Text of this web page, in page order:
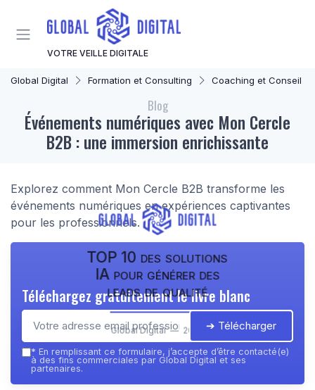
VOTRE VEILLE DIGITALE
Global Digital Formation et Consulting Coaching et Conseil en Stratégie
Blog
Événements numériques avec Mon Cercle
B2B : une immersion enrichissante
Explorez comment Mon Cercle B2B transforme les
événements numériques en expériences captivantes
pour les professionnels.
TOP 10 des solutions
IA pour générer des
leads de qualité
Global Digital — 2026
Téléchargez gratuitement le livre blanc
➔ Télécharger
* En remplissant ce formulaire, j’accepte d’être contacté(e)
à des fins commerciales par Global Digital et ses
partenaires.
Panneau de gestion des cookies